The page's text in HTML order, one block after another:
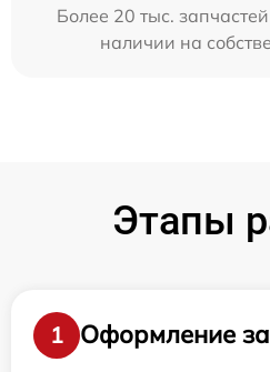
Более 20 тыс.
наличии на
Этапы
1
Оформление